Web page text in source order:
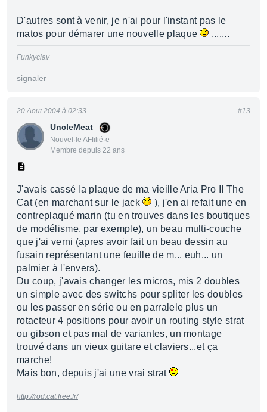
D'autres sont à venir, je n'ai pour l'instant pas le
matos pour démarer une nouvelle plaque
.......
Funkyclav
signaler
UncleMeat
Nouvel·le AFfilié·e
Membre depuis 22 ans
20 Aout 2004 à 02:33 #13
J'avais cassé la plaque de ma vieille Aria Pro II The
Cat (en marchant sur le jack
), j'en ai refait une en
contreplaqué marin (tu en trouves dans les boutiques
de modélisme, par exemple), un beau multi-couche
que j'ai verni (apres avoir fait un beau dessin au
fusain représentant une feuille de m... euh... un
palmier à l'envers).
Du coup, j'avais changer les micros, mis 2 doubles
un simple avec des switchs pour spliter les doubles
ou les passer en série ou en parralele plus un
rotacteur 4 positions pour avoir un routing style strat
ou gibson et pas mal de variantes, un montage
trouvé dans un vieux guitare et claviers...et ça
marche!
Mais bon, depuis j'ai une vrai strat
http://rod.cat.free.fr/